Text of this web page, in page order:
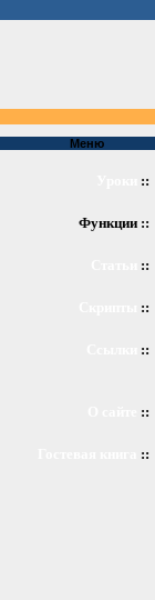
Меню
::
Функции ::
::
::
::
::
::